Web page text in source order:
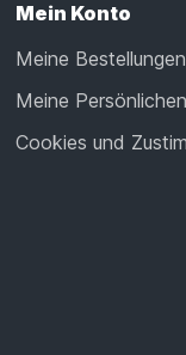
Mein Konto
Meine Bestellungen
Meine
Cookies und